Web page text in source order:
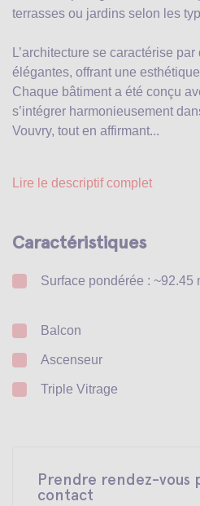
terrasses ou jardins selon les
L’architecture se caractérise
élégantes, offrant une
Chaque bâtiment a été conçu
s’intégrer harmonieusement
Vouvry, tout en affirmant...
Lire le descriptif complet
Caractéristiques
Surface pondérée : ~92.45
Balcon
Ascenseur
Triple Vitrage
Prendre rendez-vous
contact